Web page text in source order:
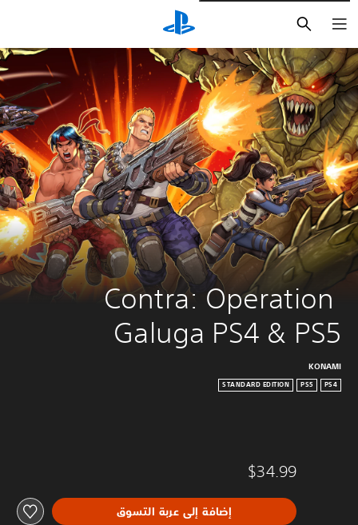
Contra: Operation
Galuga PS4 & PS5
KONAMI
PS4
PS5
STANDARD EDITION
$34.99
إضافة إلى عربة التسوق